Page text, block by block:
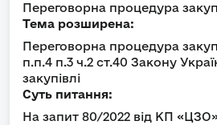
Переговорна процедура
Тема розширена:
Переговорна процедура
п.п.4 п.3 ч.2 ст.40 Закону
закупівлі
Суть питання:
На запит 80/2022 від КП